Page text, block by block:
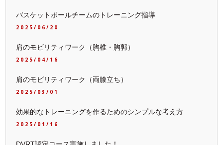
バスケットボールチームのトレーニング指導
2025/06/20
肩のモビリティワーク（胸椎・胸郭）
2025/04/16
肩のモビリティワーク（両膝立ち）
2025/03/01
効果的なトレーニングを作るためのシンプルな考え方
2025/01/16